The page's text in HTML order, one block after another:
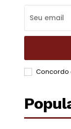
Concordo